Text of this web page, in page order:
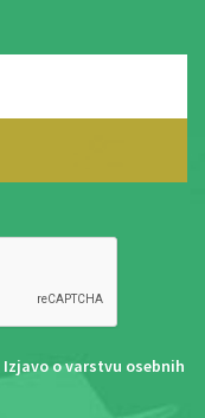
Izjavo o varstvu osebnih